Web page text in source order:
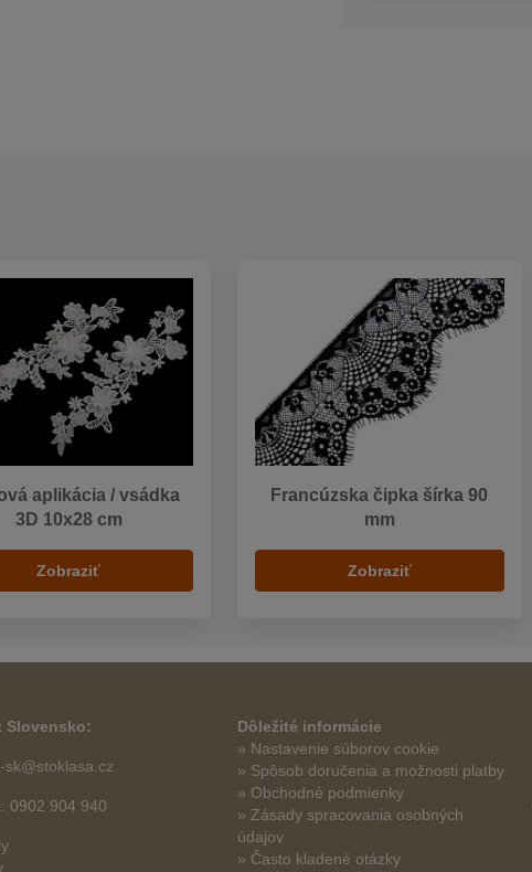
aplikácia / vsádka
3D 10x28 cm
Zobraziť
Francúzska čipka šírka 90
mm
Zobraziť
Slovensko:
sk@stoklasa.cz
0902 904 940
Dôležité informácie
» Nastavenie súborov cookie
» Spôsob doručenia a možnosti platby
» Obchodné podmienky
» Zásady spracovania osobných
údajov
» Často kladené otázky